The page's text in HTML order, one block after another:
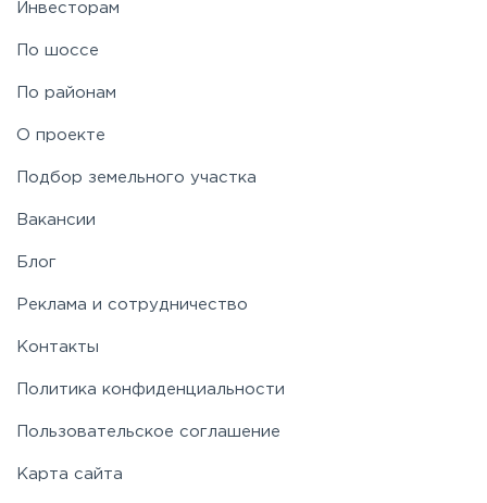
Таракановское
Щелковское
Инвесторам
По шоссе
По районам
О проекте
Подбор земельного участка
Вакансии
Блог
Реклама и сотрудничество
Контакты
Политика конфиденциальности
Пользовательское соглашение
Карта сайта